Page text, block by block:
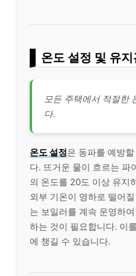
온도 설정 및 유지
모든 주택에서 적절한
다.
온도 설정은 동파를 예방
다. 뜨거운 물이 흐르는 파
의 온도를 20도 이상 유지
외부 기온이 영하로 떨어
는 보일러를 계속 운영하
하는 것이 필요합니다. 이
에 챙길 수 있습니다.